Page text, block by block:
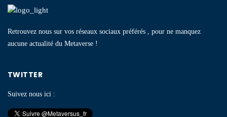
Retrouvez nous sur vos réseaux sociaux préférés , pour ne manquez
aucune actualité du Metaverse !
TWITTER
Suivez nous ici :